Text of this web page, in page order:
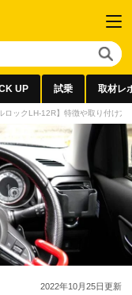
UP 試乗 取材レ
ロックLH-12R】特徴や取り付け方
2022年10月25日更新